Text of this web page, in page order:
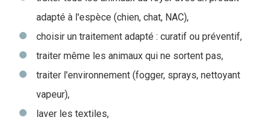
adapté à l'espèce (chien, chat, NAC),
choisir un traitement adapté : curatif ou préventif,
traiter même les animaux qui ne sortent pas,
traiter l'environnement (fogger, sprays, nettoyant
vapeur),
laver les textiles,